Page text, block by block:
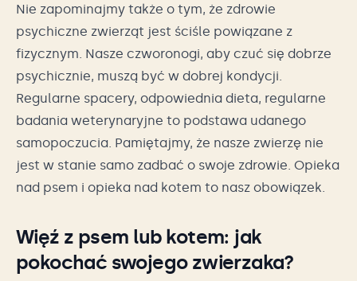
Nie zapominajmy także o tym, że zdrowie
psychiczne zwierząt jest ściśle powiązane z
fizycznym. Nasze czworonogi, aby czuć się dobrze
psychicznie, muszą być w dobrej kondycji.
Regularne spacery, odpowiednia dieta, regularne
badania weterynaryjne to podstawa udanego
samopoczucia. Pamiętajmy, że nasze zwierzę nie
jest w stanie samo zadbać o swoje zdrowie. Opieka
nad psem i opieka nad kotem to nasz obowiązek.
Więź z psem lub kotem: jak
pokochać swojego zwierzaka?